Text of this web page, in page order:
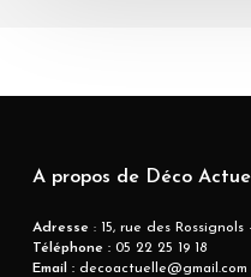
A propos de Déco
Adresse : 15, rue des
Téléphone :05 22 25 19 18
Email :decoactuelle@gmail.com